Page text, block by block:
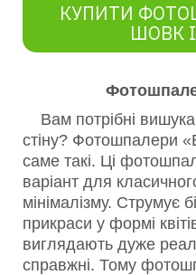
КУПИТИ
ШОВК
Вам потрібні
стіну? Фотошпалери
саме такі. Ці
варіант для
мінімалізму. Струмує
прикраси у формі
виглядають дуже
справжні. Тому